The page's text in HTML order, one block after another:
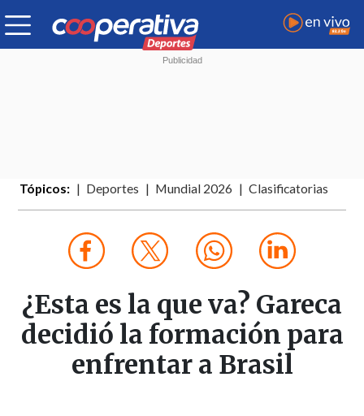
Tópicos: Deportes Mundial 2026 Clasificatorias
¿Esta es la que va? Gareca
decidió la formación para
enfrentar a Brasil